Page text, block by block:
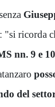
"si ricorda
nn. 9 e 10
del